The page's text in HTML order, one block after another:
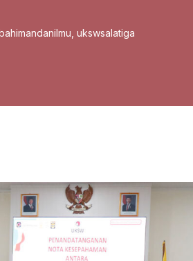
ukswsalatiga